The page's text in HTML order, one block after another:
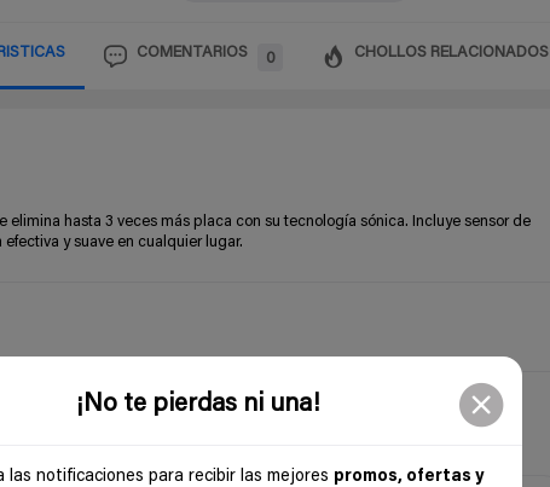
¡No te pierdas ni una!
las notificaciones para recibir las mejores promos, ofertas y
COMENTARIOS 0 CHOLLOS RELACIONADOS
hasta 3 veces más placa con su tecnología sónica. Incluye sensor de
y suave en cualquier lugar.